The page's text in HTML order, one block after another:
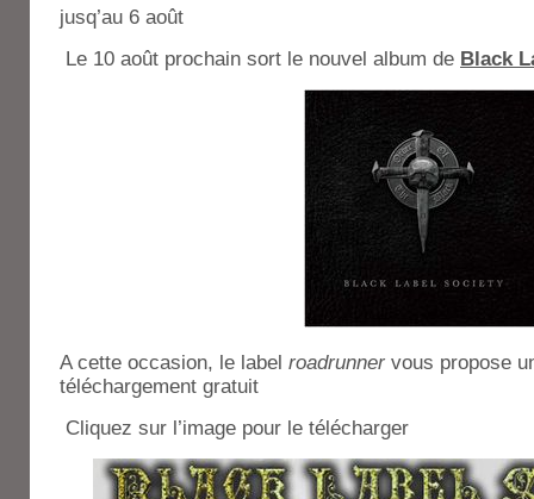
jusq’au 6 août
Le 10 août prochain sort le nouvel album de Black
A cette occasion, le label roadrunner vous propose
téléchargement gratuit
Cliquez sur l’image pour le télécharger